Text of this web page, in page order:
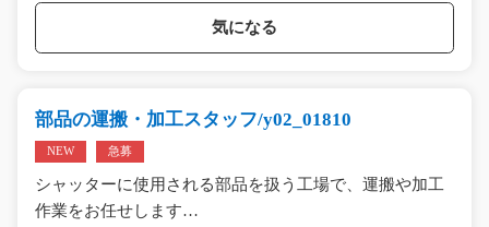
気になる
部品の運搬・加工スタッフ/y02_01810
NEW 急募
シャッターに使用される部品を扱う工場で、運搬や加工
作業をお任せします…